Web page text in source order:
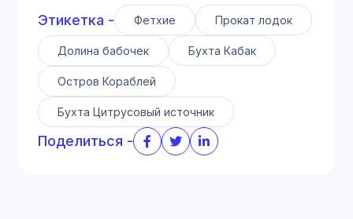
Этикетка - Фетхие Прокат лодок
Долина бабочек Бухта Кабак
Остров Кораблей
Бухта Цитрусовый источник
Поделиться -